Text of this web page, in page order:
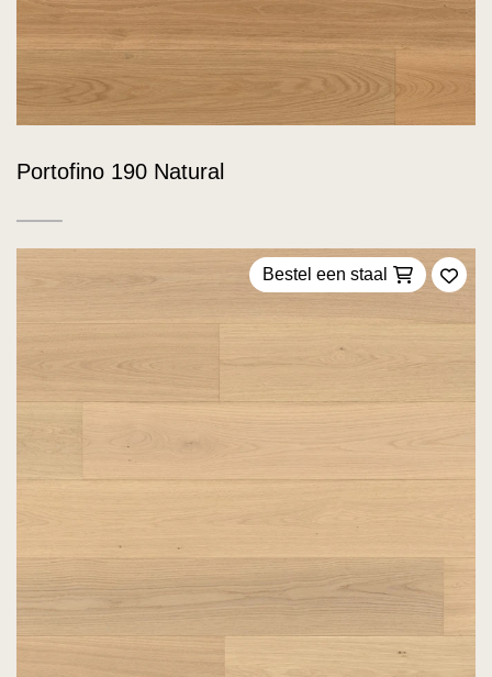
Portofino 190 Natural
Bestel een staal